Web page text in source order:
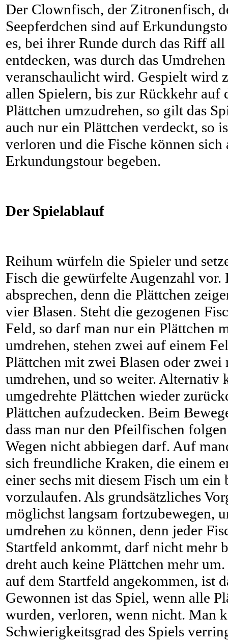
Der Clownfisch, der Zitronenfisch,
Seepferdchen sind auf
es, bei ihrer Runde durch das Riff
entdecken, was durch das
veranschaulicht wird. Gespielt wird
allen Spielern, bis zur Rückkehr auf
Plättchen umzudrehen, so gilt das
auch nur ein Plättchen verdeckt, so
verloren und die Fische können sich
Erkundungstour begeben.
Der Spielablauf
Reihum würfeln die Spieler und
Fisch die gewürfelte Augenzahl vor.
absprechen, denn die Plättchen
vier Blasen. Steht die gezogenen
Feld, so darf man nur ein Plättchen
umdrehen, stehen zwei auf einem
Plättchen mit zwei Blasen oder zwei
umdrehen, und so weiter. Alternativ
umgedrehte Plättchen wieder
Plättchen aufzudecken. Beim
dass man nur den Pfeilfischen
Wegen nicht abbiegen darf. Auf
sich freundliche Kraken, die einem
einer sechs mit diesem Fisch um ein
vorzulaufen. Als grundsätzliches
möglichst langsam fortzubewegen,
umdrehen zu können, denn jeder
Startfeld ankommt, darf nicht mehr
dreht auch keine Plättchen mehr
auf dem Startfeld angekommen, ist
Gewonnen ist das Spiel, wenn alle
wurden, verloren, wenn nicht. Man
Schwierigkeitsgrad des Spiels